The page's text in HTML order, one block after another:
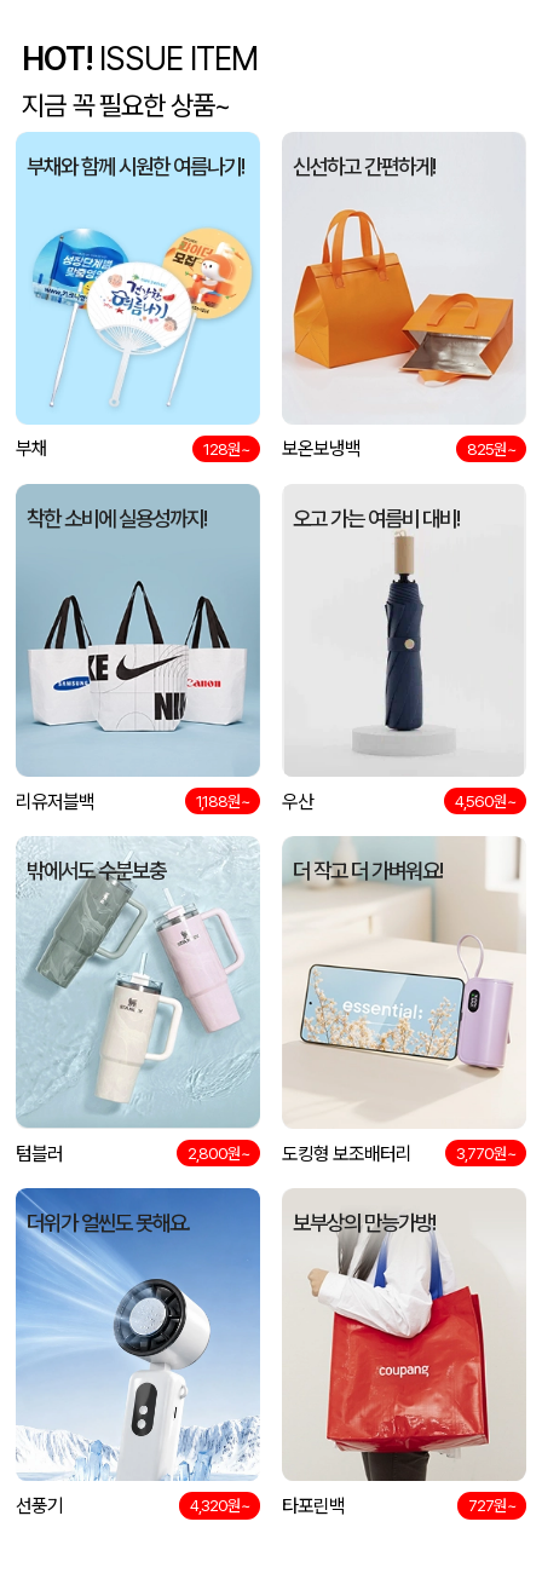
유OO
이OO 사각니들펜(0.7)
채OO
전OO [26년 설]CJ 스마트초이스 L호 08-07
김OO 접이식 장바구니 포켓가방 3종 1P 08-07
담OO [주문제작] 에코백 맞춤 제작 서비스 08-07
노OO
HOT! ISSUE ITEM
지금 꼭 필요한 상품~
부채와 함께 시원한 여름나기!
부채 128원~
신선하고 간편하게!
보온보냉백 825원~
착한 소비에 실용성까지!
리유저블백 1,188원~
오고 가는 여름비 대비!
우산 4,560원~
밖에서도 수분보충
텀블러 2,800원~
더 작고 더 가벼워요!
도킹형 보조배터리 3,770원~
더위가 얼씬도 못해요.
선풍기 4,320원~
보부상의 만능가방!
타포린백 727원~